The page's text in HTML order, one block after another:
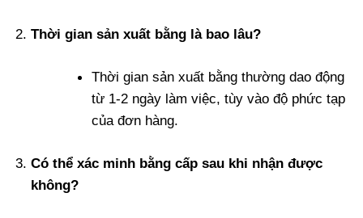
Thời gian sản xuất bằng là bao lâu?
Thời gian sản xuất bằng thường dao động
từ 1-2 ngày làm việc, tùy vào độ phức tạp
của đơn hàng.
Có thể xác minh bằng cấp sau khi nhận được
không?